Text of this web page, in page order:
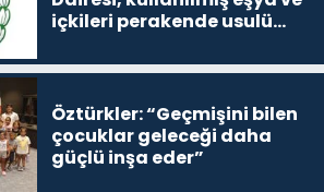
içkileri perakende usulü
Öztürkler: “Geçmişini bilen
çocuklar geleceği daha
güçlü inşa eder”